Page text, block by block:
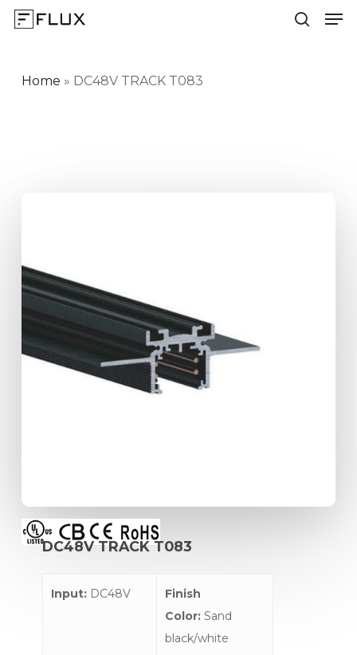
Skip
content
Home » DC48V TRACK T083
DC48V TRACK T083
Input: DC48V
Finish
Color: Sand
black/white